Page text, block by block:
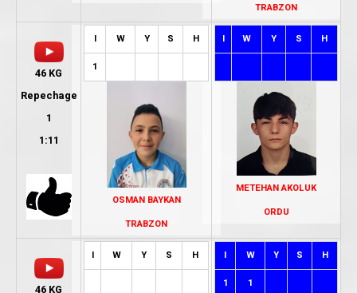
TRABZON
46 KG
Repechage
1
1:11
I W Y S H
1
OSMAN BAYKAN
TRABZON
I W Y S H
METEHAN AKOLUK
ORDU
46 KG
I W Y S H I W Y S H
1 1